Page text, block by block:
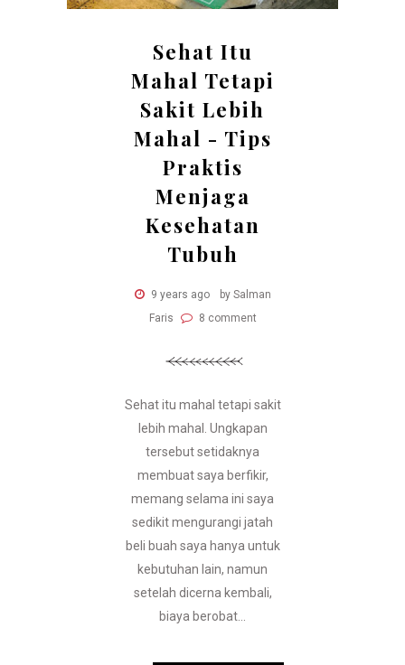
Sehat Itu
Mahal Tetapi
Sakit Lebih
Mahal - Tips
Praktis
Menjaga
Kesehatan
Tubuh
9 years ago
by Salman
Faris
8 comment
Sehat itu mahal tetapi sakit
lebih mahal. Ungkapan
tersebut setidaknya
membuat saya berfikir,
memang selama ini saya
sedikit mengurangi jatah
beli buah saya hanya untuk
kebutuhan lain, namun
setelah dicerna kembali,
biaya berobat...